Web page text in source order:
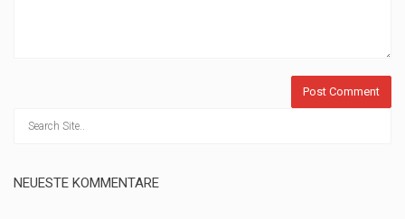
NEUESTE KOMMENTARE